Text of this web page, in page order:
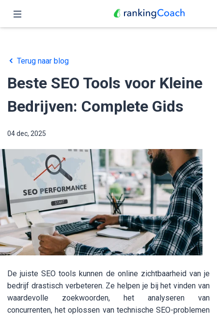
Functies
Prijzen
Partners
Blog
Nederlands
Terug naar blog
Beste SEO Tools voor Kleine
Bedrijven: Complete Gids
04 dec, 2025
De juiste SEO tools kunnen de online zichtbaarheid van je
bedrijf drastisch verbeteren. Ze helpen je bij het vinden van
waardevolle zoekwoorden, het analyseren van
concurrenten, het oplossen van technische SEO-problemen